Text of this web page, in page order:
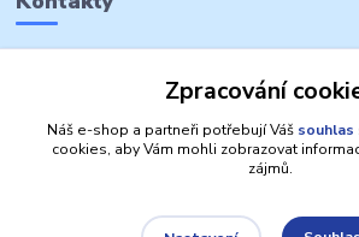
Zpracování
Náš e-shop a partneři potřebují Váš souhlas
cookies, aby Vám mohli zobrazovat
zájmů.